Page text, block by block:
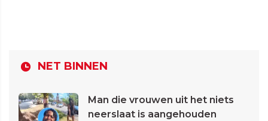
NET BINNEN
Man die vrouwen uit het niets
neerslaat is aangehouden